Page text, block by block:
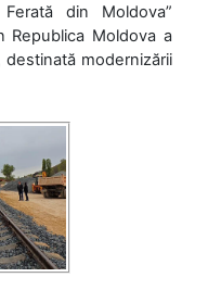
din Moldova”
Republica Moldova a
modernizării